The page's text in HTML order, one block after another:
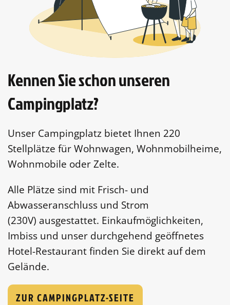
Kennen Sie schon unseren
Campingplatz?
Unser Campingplatz bietet Ihnen 220
Stellplätze für Wohnwagen, Wohnmobilheime,
Wohnmobile oder Zelte.
Alle Plätze sind mit Frisch- und
Abwasseranschluss und Strom
(230V) ausgestattet. Einkaufmöglichkeiten,
Imbiss und unser durchgehend geöffnetes
Hotel-Restaurant finden Sie direkt auf dem
Gelände.
ZUR CAMPINGPLATZ-SEITE